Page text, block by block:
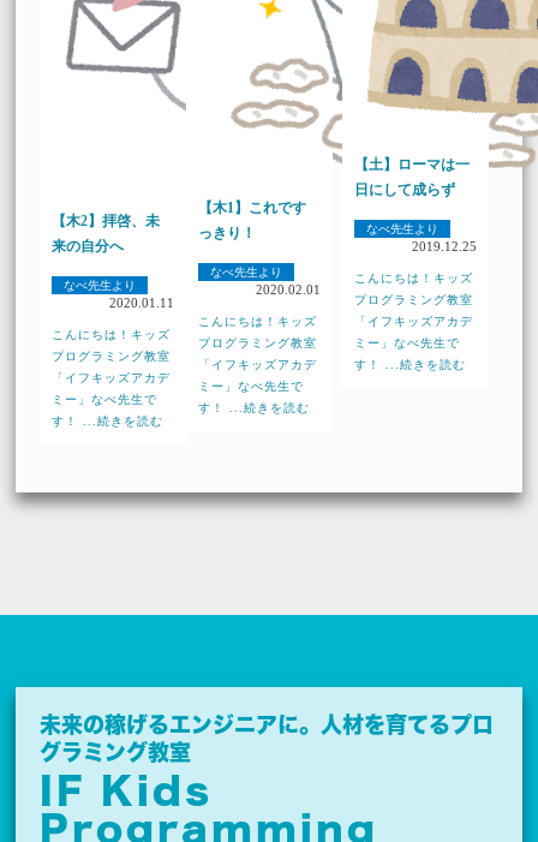
【木2】拝啓、未
来の自分へ
なべ先生より
2020.01.11
こんにちは！キッズ
プログラミング教室
「イフキッズアカデ
ミー」なべ先生で
す！ ...続きを読む
【木1】これです
っきり！
なべ先生より
2020.02.01
こんにちは！キッズ
プログラミング教室
「イフキッズアカデ
ミー」なべ先生で
す！ ...続きを読む
【土】ローマは一
日にして成らず
なべ先生より
2019.12.25
こんにちは！キッズ
プログラミング教室
「イフキッズアカデ
ミー」なべ先生で
す！ ...続きを読む
未来の稼げるエンジニアに。 人材を育てるプロ
グラミング教室
IF Kids
Programming